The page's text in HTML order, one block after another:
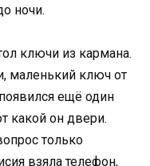
ночи.
ключи из кармана.
маленький ключ от
ещё один
какой он двери.
только
взяла телефон,